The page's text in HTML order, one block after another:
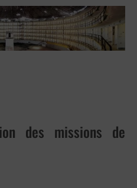
des missions de